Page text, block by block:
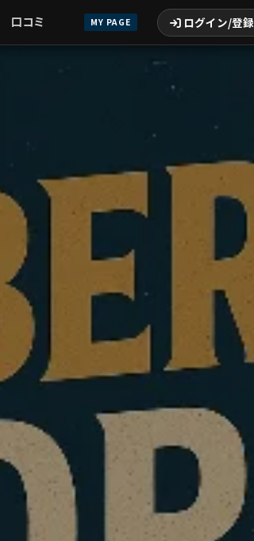
口コミ MY PAGE ログイン/登録